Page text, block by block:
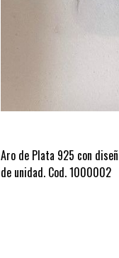
Aro de Plata 925 con
de unidad. Cod. 1000002